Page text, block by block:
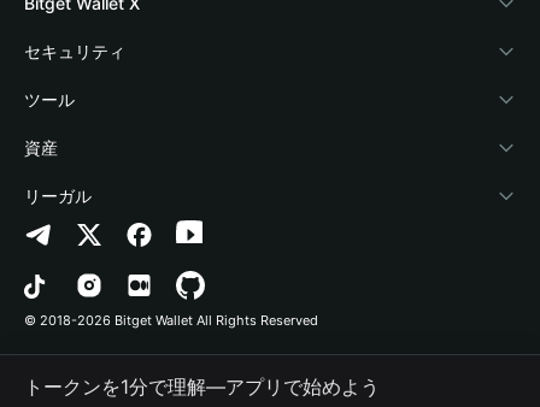
アカデミー
暗号資産ニュース
Help Center
お問い合わせ
ブランドリソース
キャリア
Stablecoin Earn
Payfi Crypto
Crypto Swap API
Altcoin Season Index
Prediction Markets
DApp
RWA
デベロッパー
ウォレットを接続
Bitget Wallet Pay
プロジェクトを掲載
セキュリティ
保護基金
セキュリティ技術
ツール
暗号資産を購入
認証検出
コントラクト検出
一括送金
資産
Arbitrum
Avalanche
Bitcoin
Polygon
リーガル
プライバシーポリシー
利用規約
© 2018-2026 Bitget Wallet All Rights Reserved
トークンを1分で理解―アプリで始めよう